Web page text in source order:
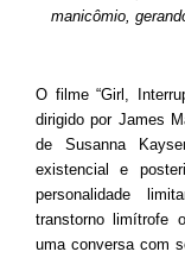
manicômio,
O filme “Girl,
dirigido por James
de Susanna
existencial e
personalidade
transtorno limítrofe
uma conversa com